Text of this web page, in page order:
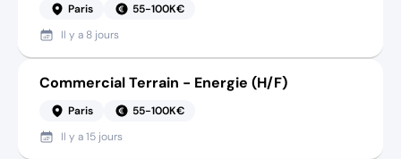
Paris
55-100K€
Il y a 8 jours
Commercial Terrain - Energie (H/F)
Paris
55-100K€
Il y a15 jours